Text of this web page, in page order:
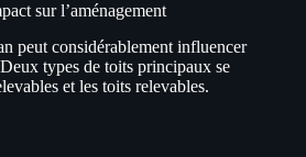
sur l’aménagement
peut considérablement influencer
types de toits principaux se
et les toits relevables.